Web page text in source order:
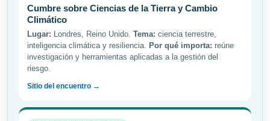
Cumbre sobre Ciencias de la Tierra y Cambio
Climático
Lugar: Londres, Reino Unido. Tema: ciencia terrestre,
inteligencia climática y resiliencia. Por qué importa: reúne
investigación y herramientas aplicadas a la gestión del
riesgo.
Sitio del encuentro →